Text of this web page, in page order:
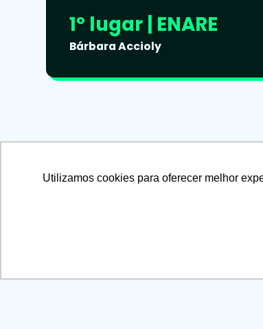
Utilizamos cookies para oferecer melhor
1º lugar | ENARE
Bárbara Accioly